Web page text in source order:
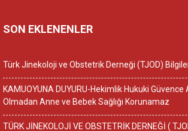
SON EKLENENLER
Türk Jinekoloji ve Obstetrik Derneği (TJOD)
KAMUOYUNA DUYURU-Hekimlik Hukuki Güvence
Olmadan Anne ve Bebek Sağlığı Korunamaz
TÜRK JİNEKOLOJİ VE OBSTETRİK DERNEĞİ (